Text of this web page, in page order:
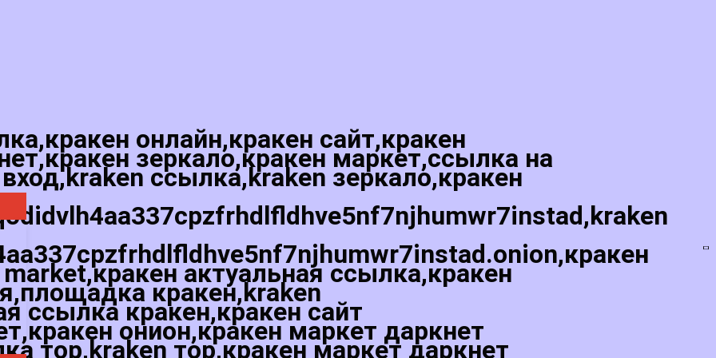
онлайн,кракен сайт,кракен
зеркало,кракен маркет,ссылка на
ссылка,kraken зеркало,кракен
актуальная ссылка,кракен
кракен,kraken
ссылка кракен,кракен сайт
онион,кракен маркет даркнет
тор,kraken тор,кракен маркет даркнет